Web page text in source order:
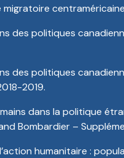
migratoire
des politiques
des politiques
2019.
dans la politique
Bombardier –
humanitaire :